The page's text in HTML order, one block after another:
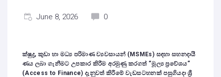
June 8, 2026 0
ක්ෂුද්‍ර, කුඩා හා මධ්‍ය පරිමාණ ව්‍යවසායන් (MSMEs) සඳහා සහනදායී
ණය ලබා ගැනීමට උපකාර කිරීම අරමුණු කරගත් “මූල්‍ය ප්‍රවේශය”
(Access to Finance) දැනුවත් කිරීමේ වැඩසටහනක් පසුගියදා ශ්‍රී